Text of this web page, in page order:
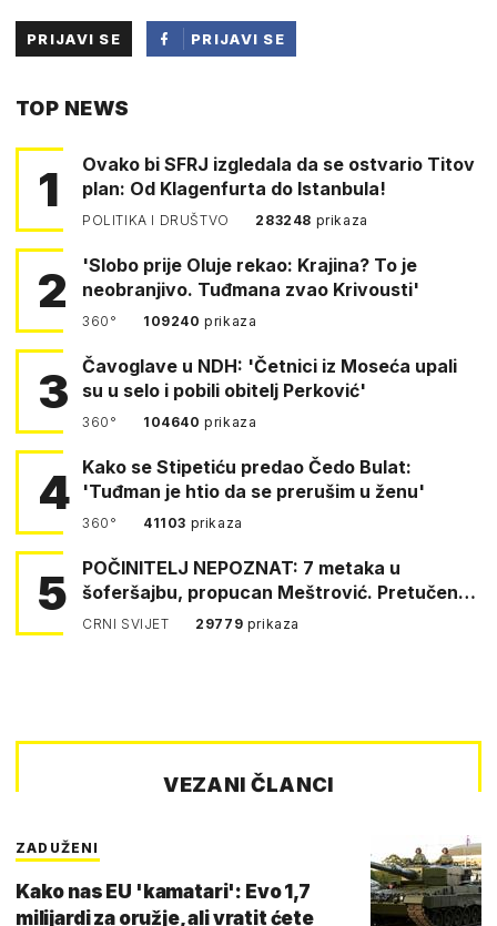
PRIJAVI SE
PRIJAVI SE
TOP NEWS
1
Ovako bi SFRJ izgledala da se ostvario Titov
plan: Od Klagenfurta do Istanbula!
POLITIKA I DRUŠTVO 283248 prikaza
2
'Slobo prije Oluje rekao: Krajina? To je
neobranjivo. Tuđmana zvao Krivousti'
360° 109240prikaza
3
Čavoglave u NDH: 'Četnici iz Moseća upali
su u selo i pobili obitelj Perković'
360° 104640prikaza
4 Kako se Stipetiću predao Čedo Bulat:
'Tuđman je htio da se prerušim u ženu'
360° 41103 prikaza
5
POČINITELJ NEPOZNAT: 7 metaka u
šoferšajbu, propucan Meštrović. Pretučen
Pejin
CRNI SVIJET 29779 prikaza
VEZANI ČLANCI
ZADUŽENI
Kako nas EU 'kamatari': Evo 1,7
milijardi za oružje, ali vratit ćete